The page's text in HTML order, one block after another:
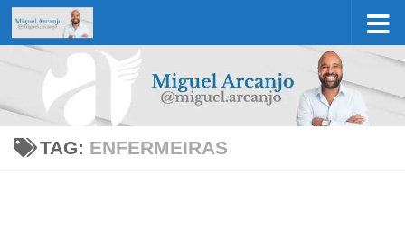
Skip to content
TAG: ENFERMEIRAS